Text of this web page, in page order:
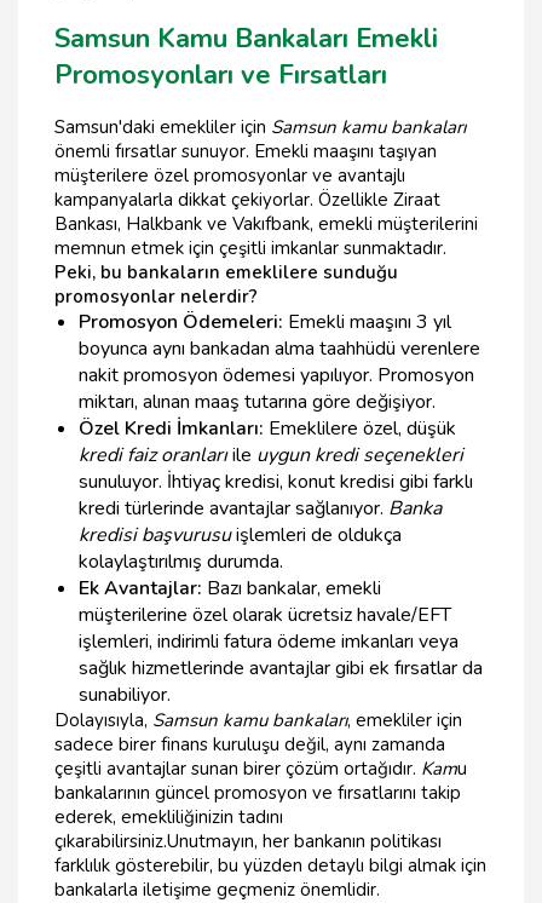
Samsun Kamu Bankaları Emekli
Promosyonları ve Fırsatları
Samsun'daki emekliler için Samsun kamu bankaları
önemli fırsatlar sunuyor. Emekli maaşını taşıyan
müşterilere özel promosyonlar ve avantajlı
kampanyalarla dikkat çekiyorlar. Özellikle Ziraat
Bankası, Halkbank ve Vakıfbank, emekli müşterilerini
memnun etmek için çeşitli imkanlar sunmaktadır.
Peki, bu bankaların emeklilere sunduğu
promosyonlar nelerdir?
Promosyon Ödemeleri: Emekli maaşını 3 yıl
boyunca aynı bankadan alma taahhüdü verenlere
nakit promosyon ödemesi yapılıyor. Promosyon
miktarı, alınan maaş tutarına göre değişiyor.
Özel Kredi İmkanları: Emeklilere özel, düşük
kredi faiz oranlarıile uygun kredi seçenekleri
sunuluyor. İhtiyaç kredisi, konut kredisi gibi farklı
kredi türlerinde avantajlar sağlanıyor. Banka
kredisi başvurusuişlemleri de oldukça
kolaylaştırılmış durumda.
Ek Avantajlar: Bazı bankalar, emekli
müşterilerine özel olarak ücretsiz havale/EFT
işlemleri, indirimli fatura ödeme imkanları veya
sağlık hizmetlerinde avantajlar gibi ek fırsatlar da
sunabiliyor.
Dolayısıyla, Samsun kamu bankaları, emekliler için
sadece birer finans kuruluşu değil, aynı zamanda
çeşitli avantajlar sunan birer çözüm ortağıdır. Kamu
bankalarının güncel promosyon ve fırsatlarını takip
ederek, emekliliğinizin tadını
çıkarabilirsiniz.Unutmayın, her bankanın politikası
farklılık gösterebilir, bu yüzden detaylı bilgi almak için
bankalarla iletişime geçmeniz önemlidir.